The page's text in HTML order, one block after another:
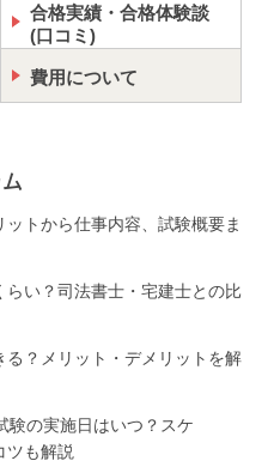
合格実績・合格体験談
(口コミ)
費用について
トから仕事内容、試験概要ま
い？司法書士・宅建士との比
？メリット・デメリットを解
験の実施日はいつ？スケ
ツも解説